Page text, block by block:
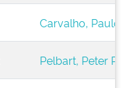
Carvalho, Paulo
Pelbart, Peter